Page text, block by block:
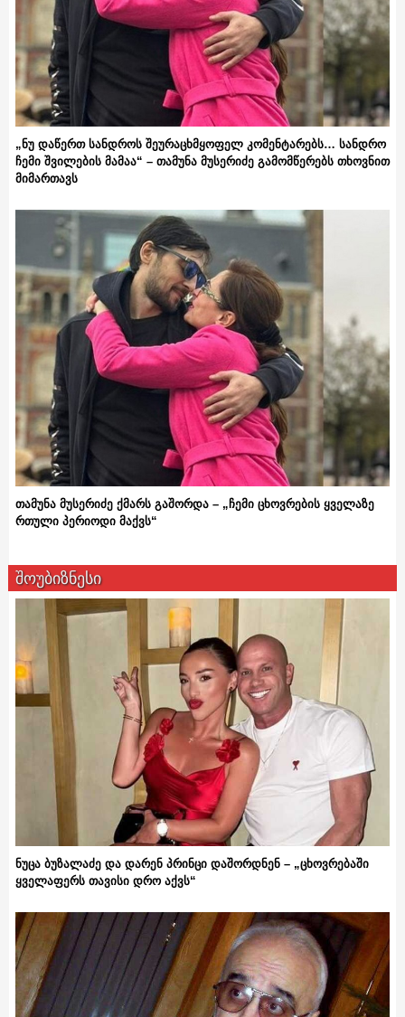
„ნუ დაწერთ სანდროს შეურაცხმყოფელ კომენტარებს… სანდრო
ჩემი შვილების მამაა“ – თამუნა მუსერიძე გამომწერებს თხოვნით
მიმართავს
თამუნა მუსერიძე ქმარს გაშორდა – „ჩემი ცხოვრების ყველაზე
რთული პერიოდი მაქვს“
შოუბიზნესი
ნუცა ბუზალაძე და დარენ პრინცი დაშორდნენ – „ცხოვრებაში
ყველაფერს თავისი დრო აქვს“